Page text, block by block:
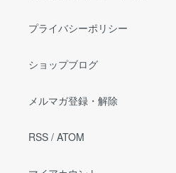
プライバシーポリシー
ショップブログ
メルマガ登録・解除
RSS / ATOM